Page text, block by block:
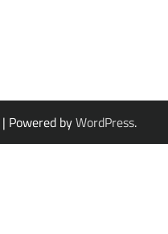
Powered byWordPress.